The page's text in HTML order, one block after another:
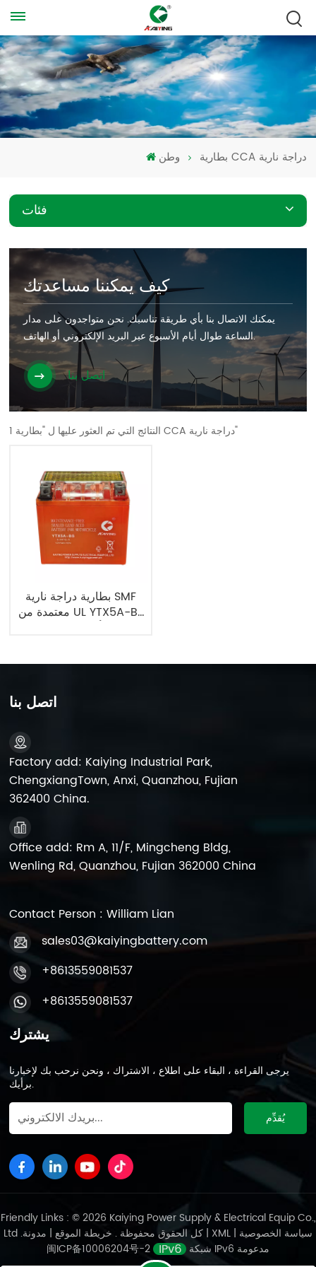
وطن بطارية CCA دراجة نارية
فئات
كيف يمكننا مساعدتك
يمكنك الاتصال بنا بأي طريقة تناسبك. نحن متواجدون على مدار
الساعة طوال أيام الأسبوع عبر البريد الإلكتروني أو الهاتف.
اتصل بنا
1 النتائج التي تم العثور عليها ل "بطارية CCA دراجة نارية"
بطارية دراجة نارية SMF
معتمدة من UL YTX5A-BS
اتصل بنا
Factory add: Kaiying Industrial Park,
ChengxiangTown, Anxi, Quanzhou, Fujian
362400 China.
Office add: Rm A, 11/F, Mingcheng Bldg,
Wenling Rd, Quanzhou, Fujian 362000 China
Contact Person : William Lian
sales03@kaiyingbattery.com
+8613559081537
+8613559081537
يشترك
يرجى القراءة ، البقاء على اطلاع ، الاشتراك ، ونحن نرحب بك لإخبارنا
برأيك.
Friendly Links : © 2026 Kaiying Power Supply & Electrical Equip Co.,
Ltd .كل الحقوق محفوظة . خريطة الموقع | | XML | سياسة الخصوصية
闽ICP备10006204号-2
شبكة IPv6 مدعومة